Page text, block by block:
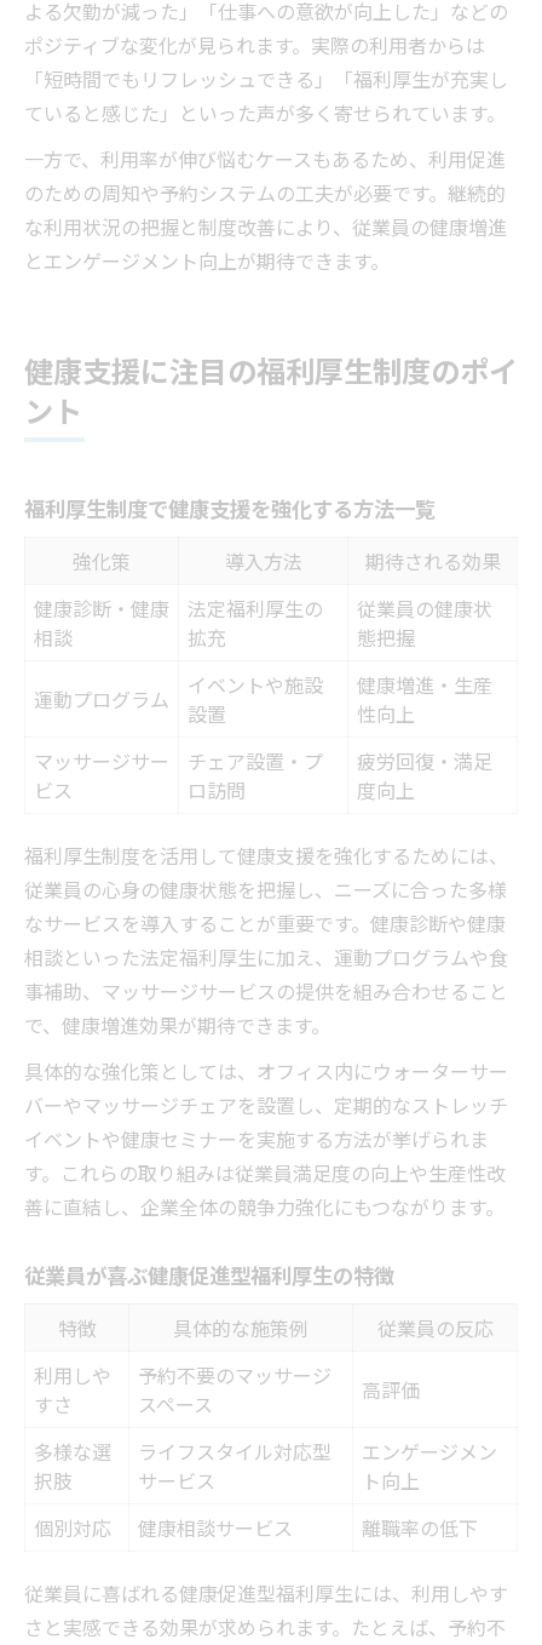
よる欠勤が減った」「仕事への意欲が向上した」などの
ポジティブな変化が見られます。実際の利用者からは
「短時間でもリフレッシュできる」「福利厚生が充実し
ていると感じた」といった声が多く寄せられています。
一方で、利用率が伸び悩むケースもあるため、利用促進
のための周知や予約システムの工夫が必要です。継続的
な利用状況の把握と制度改善により、従業員の健康増進
とエンゲージメント向上が期待できます。
健康支援に注目の福利厚生制度のポイ
ント
福利厚生制度で健康支援を強化する方法一覧
強化策 導入方法
期待される効果
健康診断・健康
相談
法定福利厚生の
拡充
従業員の健康状
態把握
運動プログラム
イベントや施設
設置
健康増進・生産
性向上
マッサージサー
ビス
チェア設置・プ
ロ訪問
疲労回復・満足
度向上
福利厚生制度を活用して健康支援を強化するためには、
従業員の心身の健康状態を把握し、ニーズに合った多様
なサービスを導入することが重要です。健康診断や健康
相談といった法定福利厚生に加え、運動プログラムや食
事補助、マッサージサービスの提供を組み合わせること
で、健康増進効果が期待できます。
具体的な強化策としては、オフィス内にウォーターサー
バーやマッサージチェアを設置し、定期的なストレッチ
イベントや健康セミナーを実施する方法が挙げられま
す。これらの取り組みは従業員満足度の向上や生産性改
善に直結し、企業全体の競争力強化にもつながります。
従業員が喜ぶ健康促進型福利厚生の特徴
特徴 具体的な施策例
従業員の反応
利用しや
すさ
予約不要のマッサージ
スペース
高評価
多様な選
択肢
ライフスタイル対応型
サービス
エンゲージメン
ト向上
個別対応
健康相談サービス 離職率の低下
従業員に喜ばれる健康促進型福利厚生には、利用しやす
さと実感できる効果が求められます。たとえば、予約不